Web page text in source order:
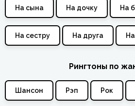
На сына На дочку На
На сестру На друга
Рингтоны по
Шансон Рэп Рок